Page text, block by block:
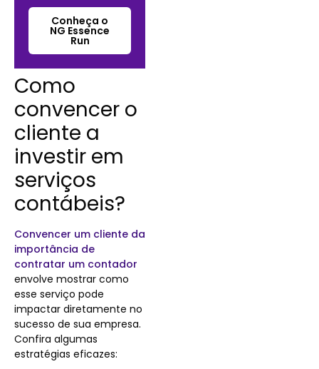
Conheça o
NG Essence
Run
Como
convencer o
cliente a
investir em
serviços
contábeis?
Convencer um cliente da
importância de
contratar um contador
envolve mostrar como
esse serviço pode
impactar diretamente no
sucesso de sua empresa.
Confira algumas
estratégias eficazes: